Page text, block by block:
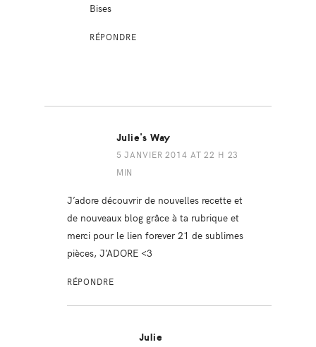
Bises
RÉPONDRE
Julie's Way
5 JANVIER 2014 AT 22 H 23
MIN
J’adore découvrir de nouvelles recette et
de nouveaux blog grâce à ta rubrique et
merci pour le lien forever 21 de sublimes
pièces, J’ADORE <3
RÉPONDRE
Julie